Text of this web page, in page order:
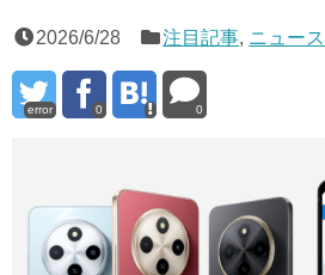
2026/6/28 注目記事, ニュース
error 0 0